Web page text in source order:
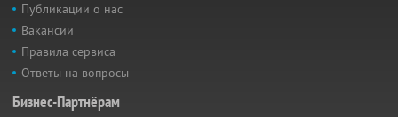
Публикации о нас
Вакансии
Правила сервиса
Ответы на вопросы
Бизнес-Партнёрам